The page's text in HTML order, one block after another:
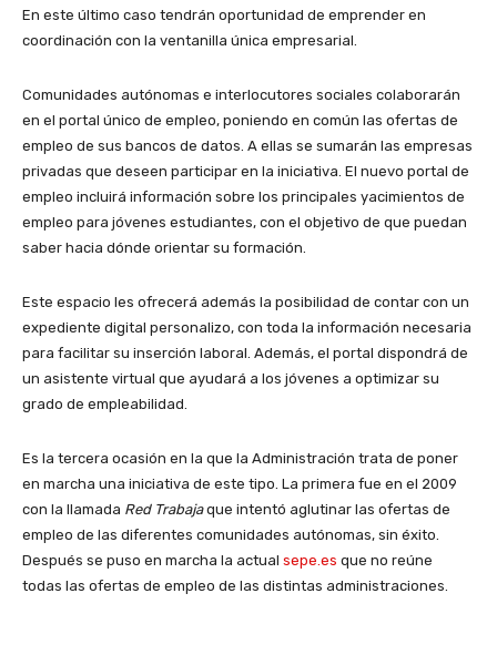
En este último caso tendrán oportunidad de emprender en
coordinación con la ventanilla única empresarial.
Comunidades autónomas e interlocutores sociales colaborarán
en el portal único de empleo, poniendo en común las ofertas de
empleo de sus bancos de datos. A ellas se sumarán las empresas
privadas que deseen participar en la iniciativa. El nuevo portal de
empleo incluirá información sobre los principales yacimientos de
empleo para jóvenes estudiantes, con el objetivo de que puedan
saber hacia dónde orientar su formación.
Este espacio les ofrecerá además la posibilidad de contar con un
expediente digital personalizo, con toda la información necesaria
para facilitar su inserción laboral. Además, el portal dispondrá de
un asistente virtual que ayudará a los jóvenes a optimizar su
grado de empleabilidad.
Es la tercera ocasión en la que la Administración trata de poner
en marcha una iniciativa de este tipo. La primera fue en el 2009
con la llamada Red Trabajaque intentó aglutinar las ofertas de
empleo de las diferentes comunidades autónomas, sin éxito.
Después se puso en marcha la actual sepe.es que no reúne
todas las ofertas de empleo de las distintas administraciones.